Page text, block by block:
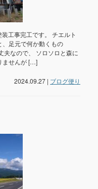
工事完工です。 チエルト
足元で何か動くもの
夫なので、 ソロソロと森に
ませんが […]
2024.09.27 | ブログ便り